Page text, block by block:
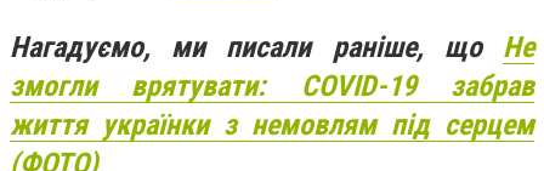
Нагадуємо, ми писали раніше, що Не
змогли врятувати: COVID-19 забрав
життя українки з немовлям під серцем
(ФОТО)